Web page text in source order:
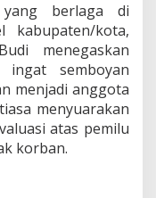
berlaga di
kabupaten/kota,
menegaskan
semboyan
menjadi anggota
menyuarakan
atas pemilu
korban.